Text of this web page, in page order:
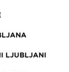
LJUBLJANI